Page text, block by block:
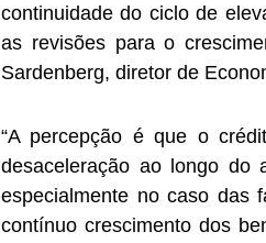
continuidade do ciclo de
as revisões para o
Sardenberg, diretor de
“A percepção é que o
desaceleração ao longo do
especialmente no caso das
contínuo crescimento dos